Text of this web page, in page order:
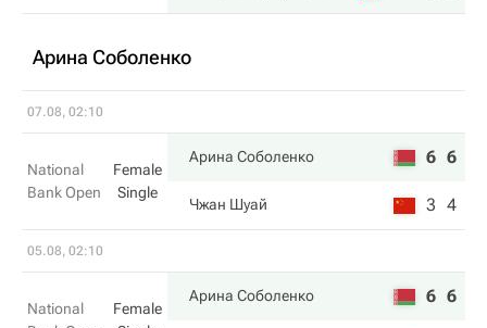
Арина Соболенко
07.08, 02:10
National
Bank Open
Female
Single
Арина Соболенко 6 6
Чжан Шуай 3 4
05.08, 02:10
National
Female
Арина Соболенко 6 6